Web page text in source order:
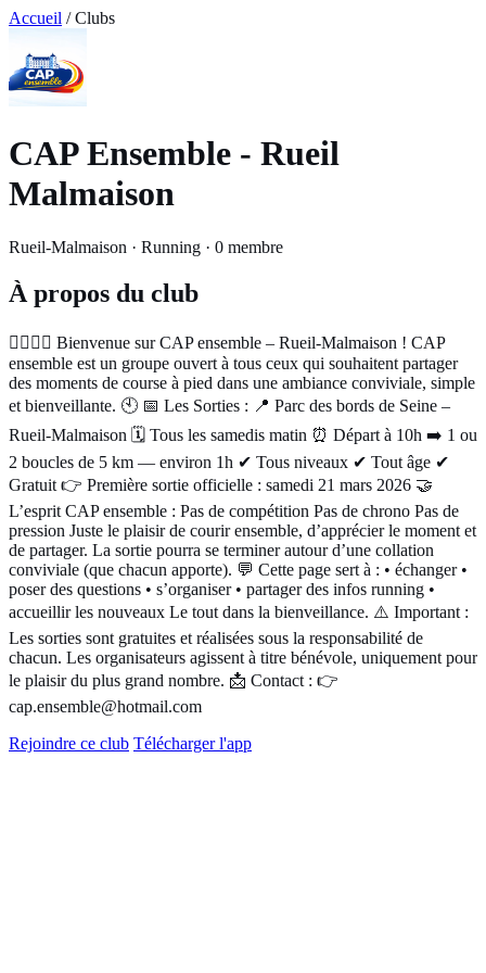
Accueil / Clubs
CAP Ensemble - Rueil
Malmaison
Rueil-Malmaison · Running · 0 membre
À propos du club
🏃‍♂️🏃‍♀️ Bienvenue sur CAP ensemble – Rueil-Malmaison ! CAP
ensemble est un groupe ouvert à tous ceux qui souhaitent partager
des moments de course à pied dans une ambiance conviviale, simple
et bienveillante. 🕙 📅 Les Sorties : 📍 Parc des bords de Seine –
Rueil-Malmaison 🗓️ Tous les samedis matin ⏰ Départ à 10h ➡️ 1 ou
2 boucles de 5 km — environ 1h ✔ Tous niveaux ✔ Tout âge ✔
Gratuit 👉 Première sortie officielle : samedi 21 mars 2026 🤝
L’esprit CAP ensemble : Pas de compétition Pas de chrono Pas de
pression Juste le plaisir de courir ensemble, d’apprécier le moment et
de partager. La sortie pourra se terminer autour d’une collation
conviviale (que chacun apporte). 💬 Cette page sert à : • échanger •
poser des questions • s’organiser • partager des infos running •
accueillir les nouveaux Le tout dans la bienveillance. ⚠️ Important :
Les sorties sont gratuites et réalisées sous la responsabilité de
chacun. Les organisateurs agissent à titre bénévole, uniquement pour
le plaisir du plus grand nombre. 📩 Contact : 👉
cap.ensemble@hotmail.com
Rejoindre ce club Télécharger l'app